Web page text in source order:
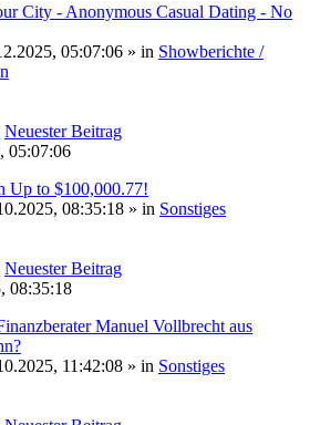
City - Anonymous Casual Dating - No
05:07:06 » in Showberichte /
Neuester Beitrag
05:07:06
Up to $100,000.77!
08:35:18 » in Sonstiges
Neuester Beitrag
08:35:18
Manuel Vollbrecht aus
11:42:08 » in Sonstiges